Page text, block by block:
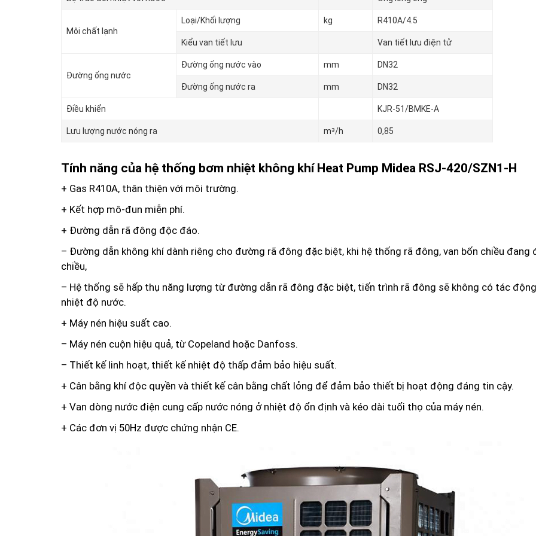
Môi chất lạnh
Loại/Khối lượng kg R410A/4.5
Kiểu van tiết lưu Van tiết lưu điện tử
Đường ống nước
Đường ống nước vào mm DN32
Đường ống nước ra mm DN32
Điều khiển KJR-51/BMKE-A
Lưu lượng nước nóng ra mᶟ/h 0,85
Tính năng của hệ thống bơm nhiệt không khí Heat Pump Midea RSJ-420/SZN1-H
+ Gas R410A, thân thiện với môi trường.
+ Kết hợp mô-đun miễn phí.
+ Đường dẫn rã đông độc đáo.
– Đường dẫn không khí dành riêng cho đường rã đông đặc biệt, khi hệ thống rã đông, van bốn chiều đang
chiều,
– Hệ thống sẽ hấp thụ năng lượng từ đường dẫn rã đông đặc biệt, tiến trình rã đông sẽ không có tác
nhiệt độ nước.
+ Máy nén hiệu suất cao.
– Máy nén cuộn hiệu quả, từ Copeland hoặc Danfoss.
– Thiết kế linh hoạt, thiết kế nhiệt độ thấp đảm bảo hiệu suất.
+ Cân bằng khí độc quyền và thiết kế cân bằng chất lỏng để đảm bảo thiết bị hoạt động đáng tin cậy.
+ Van dòng nước điện cung cấp nước nóng ở nhiệt độ ổn định và kéo dài tuổi thọ của máy nén.
+ Các đơn vị 50Hz được chứng nhận CE.